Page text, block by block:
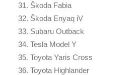
31. Škoda Fabia
32. Škoda Enyaq iV
33. Subaru Outback
34. Tesla Model Y
35. Toyota Yaris Cross
36. Toyota Highlander